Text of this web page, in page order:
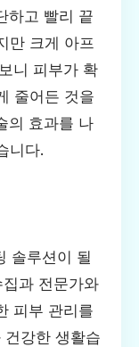
하고 빨리 끝
만 크게 아프
니 피부가 확
줄어든 것을
의 효과를 나
니다.
솔루션이 될
과 전문가와
피부 관리를
강한 생활습